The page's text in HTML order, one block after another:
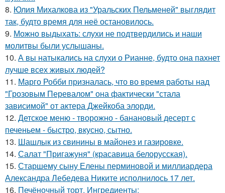
8. Юлия Михалкова из "Уральских Пельменей" выглядит
так, будто время для неё остановилось.
9. Можно выдыхать: слухи не подтвердились и наши
молитвы были услышаны.
10. А вы натыкались на слухи о Рианне, будто она пахнет
лучше всех живых людей?
11. Марго Робби призналась, что во время работы над
"Грозовым Перевалом" она фактически "стала
зависимой" от актера Джейкоба элорди.
12. Детское меню - творожно - банановый десерт с
печеньем - быстро, вкусно, сытно.
13. Шашлык из свинины в майонез и газировке.
14. Салат "Пригажуня" (красавица белорусская).
15. Старшему сыну Елены перминовой и миллиардера
Александра Лебедева Никите исполнилось 17 лет.
16. Печёночный торт. Ингредиенты: